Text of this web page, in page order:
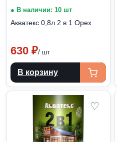
● В наличии: 10 шт
Акватекс 0,8л 2 в 1 Орех
630 ₽/ шт
В корзину
♡